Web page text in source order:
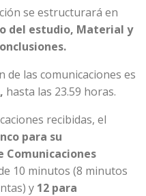
se estructurará en
del estudio, Material y
de las comunicaciones es
hasta las 23.59 horas.
recibidas, el
para su
Comunicaciones
10 minutos (8 minutos
y 12 para